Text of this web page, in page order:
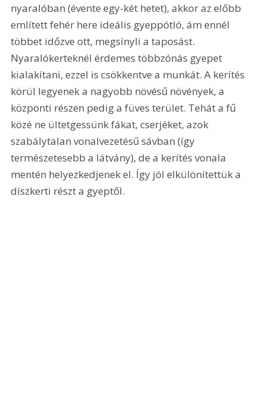
nyaralóban (évente egy-két hetet), akkor az előbb
említett fehér here ideális gyeppótló, ám ennél
többet időzve ott, megsínyli a taposást.
Nyaralókerteknél érdemes többzónás gyepet
kialakítani, ezzel is csökkentve a munkát. A kerítés
körül legyenek a nagyobb növésű növények, a
központi részen pedig a füves terület. Tehát a fű
közé ne ültetgessünk fákat, cserjéket, azok
szabálytalan vonalvezetésű sávban (így
természetesebb a látvány), de a kerítés vonala
mentén helyezkedjenek el. Így jól elkülönítettük a
díszkerti részt a gyeptől.